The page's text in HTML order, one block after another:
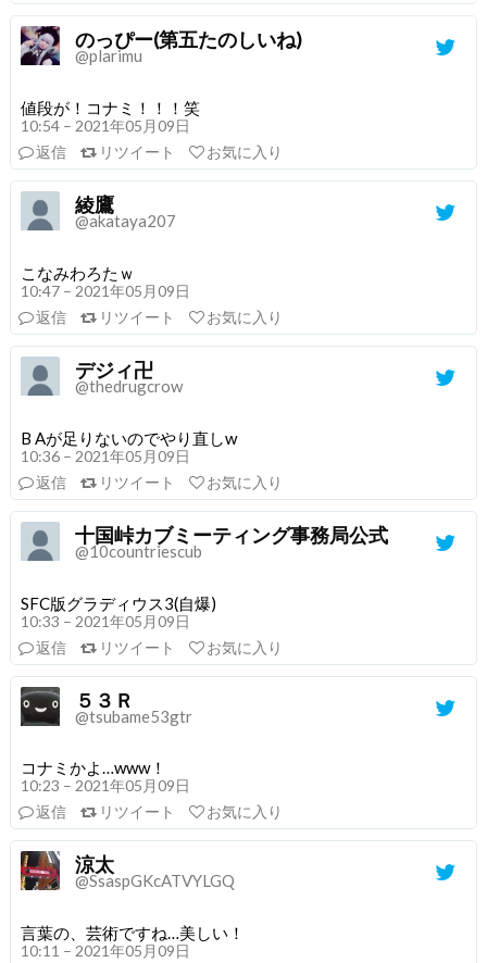
のっぴー(第五たのしいね)
@plarimu
値段が！コナミ！！！笑
10:54 – 2021年05月09日
返信
リツイート お気に入り
綾鷹
@akataya207
こなみわろたｗ
10:47 – 2021年05月09日
返信
リツイート お気に入り
デジィ卍
@thedrugcrow
B Aが足りないのでやり直しw
10:36 – 2021年05月09日
返信
リツイート お気に入り
十国峠カブミーティング事務局公式
@10countriescub
SFC版グラディウス3(自爆)
10:33 – 2021年05月09日
返信
リツイート お気に入り
５３Ｒ
@tsubame53gtr
コナミかよ…www！
10:23 – 2021年05月09日
返信
リツイート お気に入り
涼太
@SsaspGKcATVYLGQ
言葉の、芸術ですね…美しい！
10:11 – 2021年05月09日